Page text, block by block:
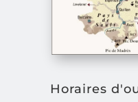
Horaires